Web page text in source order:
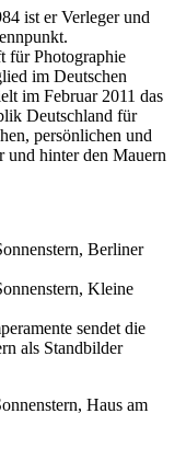
ist er Verleger und
für Photographie
im Deutschen
im Februar 2011 das
Deutschland für
persönlichen und
und hinter den Mauern
Berliner
Kleine
sendet die
als Standbilder
Haus am